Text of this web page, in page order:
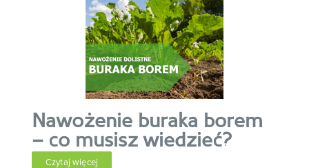
Nawożenie buraka borem
– co musisz wiedzieć?
Czytaj więcej